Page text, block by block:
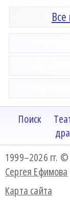
Поиск
1999–2026 гг. ©
Сергея Ефимова
Карта сайта